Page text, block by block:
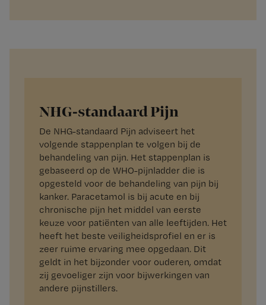
NHG-standaard Pijn
De NHG-standaard Pijn adviseert het
volgende stappenplan te volgen bij de
behandeling van pijn. Het stappenplan is
gebaseerd op de WHO-pijnladder die is
opgesteld voor de behandeling van pijn bij
kanker. Paracetamol is bij acute en bij
chronische pijn het middel van eerste
keuze voor patiënten van alle leeftijden. Het
heeft het beste veiligheidsprofiel en er is
zeer ruime ervaring mee opgedaan. Dit
geldt in het bijzonder voor ouderen, omdat
zij gevoeliger zijn voor bijwerkingen van
andere pijnstillers.